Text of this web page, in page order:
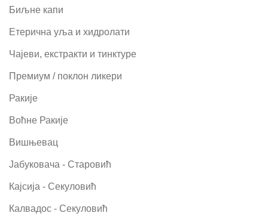
Биљне капи
Етерична уља и хидролати
Чајеви, екстракти и тинктуре
Премиум / поклон ликери
Ракије
Воћне Ракије
Вишњевац
Јабуковача - Старовић
Кајсија - Секуловић
Калвадос - Секуловић